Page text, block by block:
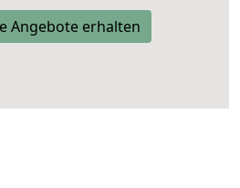
Angebote erhalten